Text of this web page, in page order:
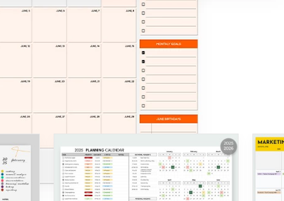
Modifica facilmente colori, font e layout
secondo il tuo stile